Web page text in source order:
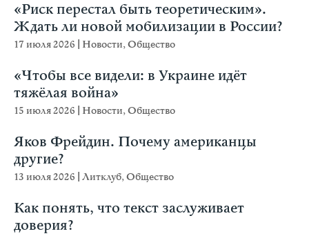
«Риск перестал быть теоретическим».
Ждать ли новой мобилизации в России?
17 июля 2026 Новости,Общество
«Чтобы все видели: в Украине идёт
тяжёлая война»
15 июля 2026 Новости,Общество
Яков Фрейдин. Почему американцы
другие?
13 июля 2026 Литклуб,Общество
Как понять, что текст заслуживает
доверия?